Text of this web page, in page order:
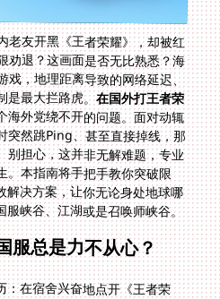
老友开黑《王者荣耀》，却被红
劝退？这画面是否无比熟悉？海
戏，地理距离导致的网络延迟、
是最大拦路虎。在国外打王者荣
海外党绕不开的问题。面对动辄
迟、团战时突然跳Ping、甚至直接掉线，那
令人抓狂。别担心，这并非无解难题，专业
就是为此而生。本指南将手把手教你突破限
痛点与高效解决方案，让你无论身处地球哪
服峡谷、江湖或是召唤师峡谷。
服总是力不从心？
：在宿舍兴奋地点开《王者荣
大杀四方时，却发现每一个按
操控的英雄“原地罚站”，或是
最终在队友的一片问号中黯然
简单——物理距离限制网络传
的设备、海外网络节点、国际
间来回奔波，经历层层转跳，
来延迟加剧、丢包或断开。特
更像挤满人的高速公路，寸步